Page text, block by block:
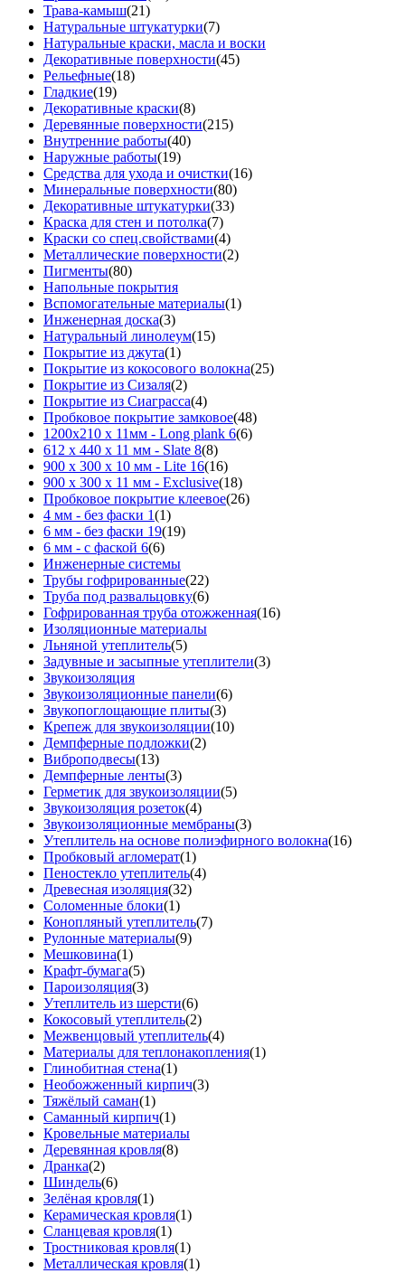
Трава-камыш(21)
Натуральные штукатурки(7)
Натуральные краски, масла и воски
Декоративные поверхности(45)
Рельефные(18)
Гладкие(19)
Декоративные краски(8)
Деревянные поверхности(215)
Внутренние работы(40)
Наружные работы(19)
Средства для ухода и очистки(16)
Минеральные поверхности(80)
Декоративные штукатурки(33)
Краска для стен и потолка(7)
Краски со спец.свойствами(4)
Металлические поверхности(2)
Пигменты(80)
Напольные покрытия
Вспомогательные материалы(1)
Инженерная доска(3)
Натуральный линолеум(15)
Покрытие из джута(1)
Покрытие из кокосового волокна(25)
Покрытие из Сизаля(2)
Покрытие из Сиаграсса(4)
Пробковое покрытие замковое(48)
1200х210 х 11мм - Long plank 6(6)
612 х 440 х 11 мм - Slate 8(8)
900 х 300 х 10 мм - Lite 16(16)
900 х 300 х 11 мм - Exclusive(18)
Пробковое покрытие клеевое(26)
4 мм - без фаски 1(1)
6 мм - без фаски 19(19)
6 мм - с фаской 6(6)
Инженерные системы
Трубы гофрированные(22)
Труба под развальцовку(6)
Гофрированная труба отожженная(16)
Изоляционные материалы
Льняной утеплитель(5)
Задувные и засыпные утеплители(3)
Звукоизоляция
Звукоизоляционные панели(6)
Звукопоглощающие плиты(3)
Крепеж для звукоизоляции(10)
Демпферные подложки(2)
Виброподвесы(13)
Демпферные ленты(3)
Герметик для звукоизоляции(5)
Звукоизоляция розеток(4)
Звукоизоляционные мембраны(3)
Утеплитель на основе полиэфирного волокна(16)
Пробковый агломерат(1)
Пеностекло утеплитель(4)
Древесная изоляция(32)
Соломенные блоки(1)
Конопляный утеплитель(7)
Рулонные материалы(9)
Мешковина(1)
Крафт-бумага(5)
Пароизоляция(3)
Утеплитель из шерсти(6)
Кокосовый утеплитель(2)
Межвенцовый утеплитель(4)
Материалы для теплонакопления(1)
Глинобитная стена(1)
Необожженный кирпич(3)
Тяжёлый саман(1)
Саманный кирпич(1)
Кровельные материалы
Деревянная кровля(8)
Дранка(2)
Шиндель(6)
Зелёная кровля(1)
Керамическая кровля(1)
Сланцевая кровля(1)
Тростниковая кровля(1)
Металлическая кровля(1)